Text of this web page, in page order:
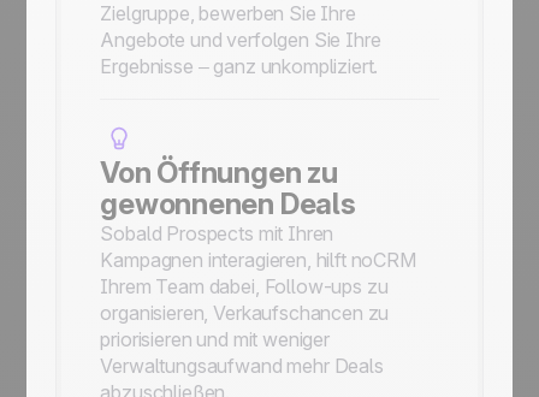
Zielgruppe, bewerben Sie Ihre
Angebote und verfolgen Sie Ihre
Ergebnisse – ganz unkompliziert.
Von Öffnungen zu
gewonnenen Deals
Sobald Prospects mit Ihren
Kampagnen interagieren, hilft noCRM
Ihrem Team dabei, Follow-ups zu
organisieren, Verkaufschancen zu
priorisieren und mit weniger
Verwaltungsaufwand mehr Deals
abzuschließen.